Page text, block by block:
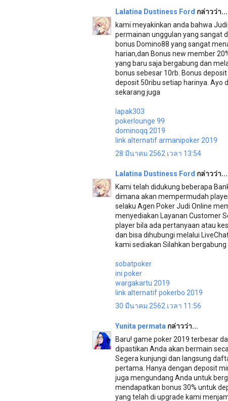
Lalatina Dustiness Ford กล่าวว่า...
kami meyakinkan anda bahwa
permainan unggulan yang sangat
bonus Domino88 yang sangat
harian,dan Bonus new member
yang baru saja bergabung dan
bonus sebesar 10rb. Bonus
deposit 50ribu setiap harinya. Ayo
sekarang juga
lapak303
pokerlounge 99
dominoqq 2019
link alternatif armanipoker 2019
28 มีนาคม 2562 เวลา 13:54
Lalatina Dustiness Ford กล่าวว่า...
Kami telah didukung beberapa
dimana akan mempermudah
selaku Agen Poker Judi Online
menyediakan Layanan Customer
player bila ada pertanyaan atau
dan bisa dihubungi melalui
kami sediakan Silahkan
sobatpoker
ini poker
wargakartu 2019
link alternatif pokerbo 2019
30 มีนาคม 2562 เวลา 11:56
Yunita permata กล่าวว่า...
Baru! game poker 2019 terbesar
dipastikan Anda akan bermain
Segera kunjungi dan langsung
pertama. Hanya dengan deposit
juga mengundang Anda untuk
mendapatkan bonus 30% untuk
yang telah di upgrade kami